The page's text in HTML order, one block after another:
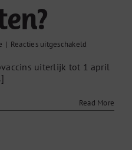
| Reacties uitgeschakeld
moet
griepvaccins
uiterlijk tot 1 april
Read More